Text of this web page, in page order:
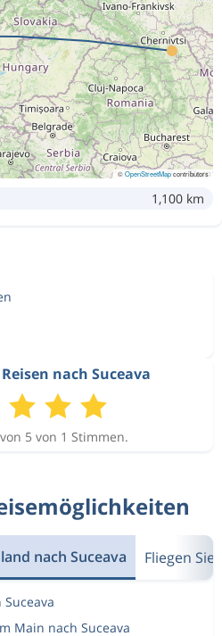
©OpenStreetMapcontributors
1,100 km
nach Suceava
5 von 1 Stimmen.
nach Suceava Fliegen
Main nach Suceava